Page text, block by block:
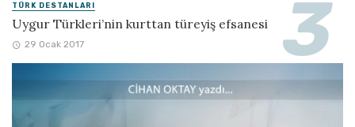
TÜRK DESTANLARI
Uygur Türkleri’nin kurttan türeyiş efsanesi
29 Ocak 2017